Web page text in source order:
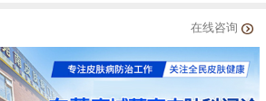
在线咨询